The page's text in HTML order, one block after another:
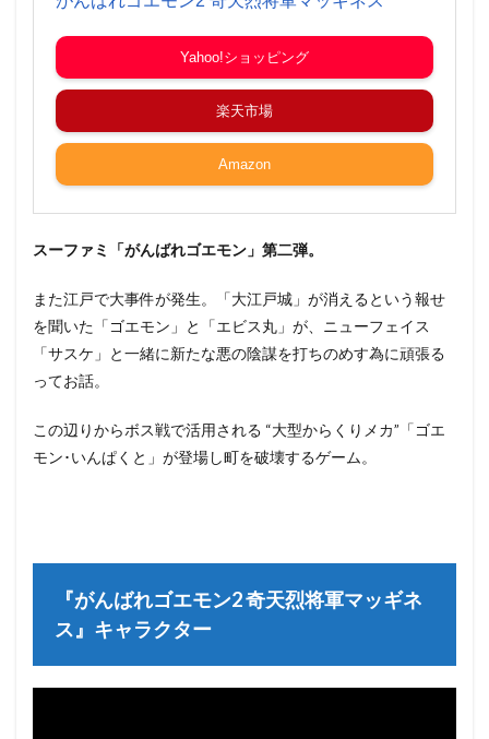
Yahoo!ショッピング
楽天市場
Amazon
スーファミ「がんばれゴエモン」第二弾。
また江戸で大事件が発生。「大江戸城」が消えるという報せ
を聞いた「ゴエモン」と「エビス丸」が、ニューフェイス
「サスケ」と一緒に新たな悪の陰謀を打ちのめす為に頑張る
ってお話。
この辺りからボス戦で活用される “大型からくりメカ”「ゴエ
モン･いんぱくと」が登場し町を破壊するゲーム。
『がんばれゴエモン2 奇天烈将軍マッギネ
ス』キャラクター